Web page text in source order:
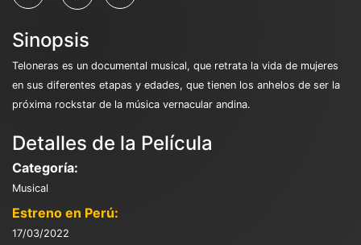
Sinopsis
Teloneras es un documental musical, que retrata la vida de mujeres
en sus diferentes etapas y edades, que tienen los anhelos de ser la
próxima rockstar de la música vernacular andina.
Detalles de la Película
Categoría:
Musical
Estreno en Perú:
17/03/2022